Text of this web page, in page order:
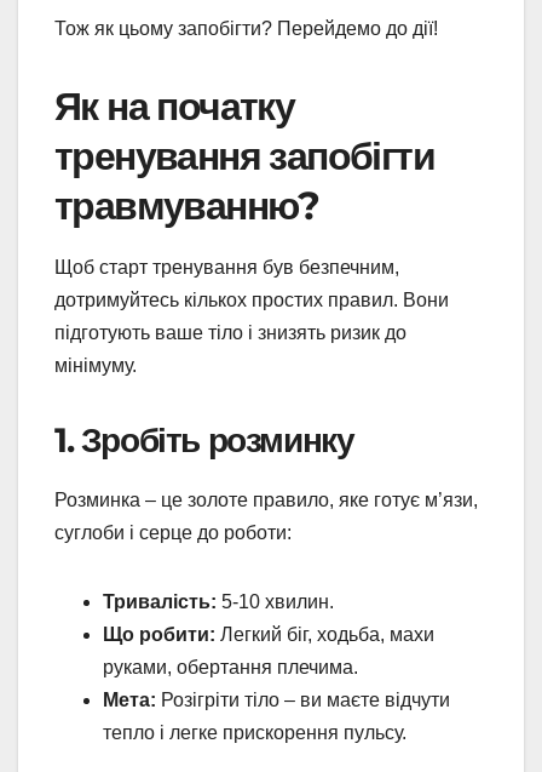
Тож як цьому запобігти? Перейдемо до дії!
Як на початку
тренування запобігти
травмуванню?
Щоб старт тренування був безпечним,
дотримуйтесь кількох простих правил. Вони
підготують ваше тіло і знизять ризик до
мінімуму.
1. Зробіть розминку
Розминка – це золоте правило, яке готує м’язи,
суглоби і серце до роботи:
Тривалість: 5-10 хвилин.
Що робити: Легкий біг, ходьба, махи
руками, обертання плечима.
Мета: Розігріти тіло – ви маєте відчути
тепло і легке прискорення пульсу.